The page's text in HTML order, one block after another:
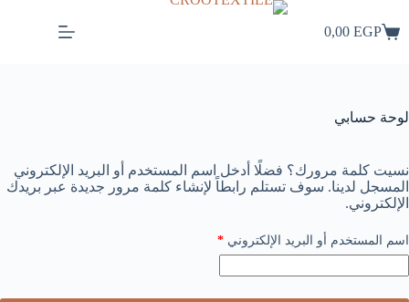
المحتوى
عربة
0,00 EGP
لوحة حسابي
نسيت كلمة مرورك؟ فضلًا أدخل اسم المستخدم أو البريد الإلكتروني
المسجل لدينا. سوف تستلم رابطاً لإنشاء كلمة مرور جديدة عبر بريدك
الإلكتروني.
اسم المستخدم أو البريد الإلكتروني *مطلوبة